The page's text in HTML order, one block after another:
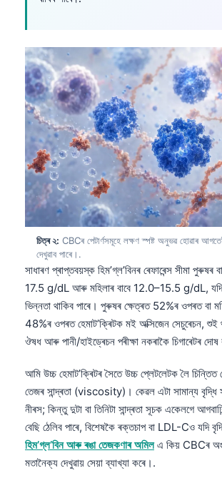
চিত্ৰ ২: CBCৰ পেটাৰ্ণসমূহে লক্ষণ স্পষ্ট অনুভৱ হোৱাৰ
দেখুৱাব পাৰে।.
সাধাৰণ প্ৰাপ্তবয়স্ক হিম’গ্ল’বিনৰ ৰেফাৰেন্স সীমা পুৰুষৰ
17.5 g/dL আৰু মহিলাৰ বাবে 12.0–15.5 g/dL, যদিও
ভিন্নতা থাকিব পাৰে। পুৰুষৰ ক্ষেত্ৰত 52%ৰ ওপৰত বা
48%ৰ ওপৰত হেমাট’ক্ৰিটক মই অক্সিজেন সেচুৰেচন, শুই
ঔষধ আৰু পানী/হাইড্ৰেচন পৰীক্ষা নকৰাকৈ চিগাৰেটৰ
আমি উচ্চ হেমাট’ক্ৰিটৰ সৈতে উচ্চ প্লেটলেটক লৈ চিন্তিত
তেজৰ সান্দ্ৰতা (viscosity)। কেৱল এটা সামান্য বৃদ্ধি
নীৰস; কিন্তু দুটা বা তিনিটা সান্দ্ৰতা সূচক একেলগে
বেছি ঠেলিব পাৰে, বিশেষকৈ ৰক্তচাপ বা LDL-Cও যদি
হিম’গ্ল’বিন আৰু ৰঙা তেজকণাৰ অমিলএ কিয় CBCৰ
মতানৈক্য দেখুৱায় সেয়া ব্যাখ্যা কৰে।.